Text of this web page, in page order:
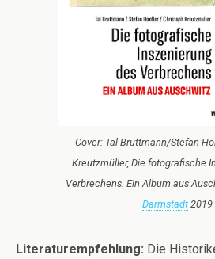
Cover: Tal Bruttmann/Stefan
Kreutzmüller, Die fotografische
Verbrechens. Ein Album aus
Darmstadt2019
Literaturempfehlung: Die